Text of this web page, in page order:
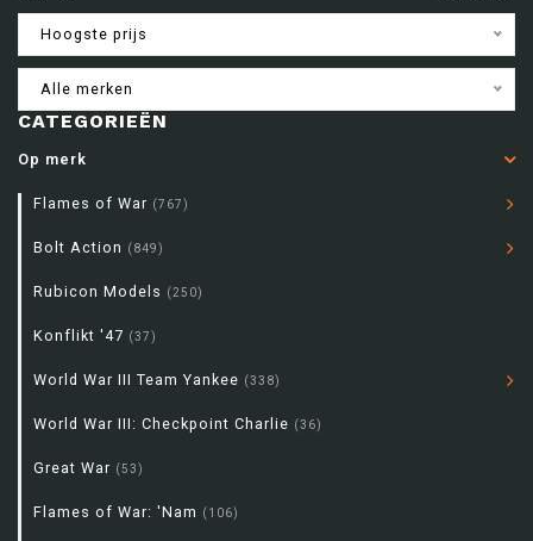
Hoogste prijs
Alle merken
CATEGORIEËN
Op merk
Flames of War (767)
Bolt Action (849)
Rubicon Models (250)
Konflikt '47 (37)
World War III Team Yankee (338)
World War III: Checkpoint Charlie (36)
Great War (53)
Flames of War: 'Nam (106)